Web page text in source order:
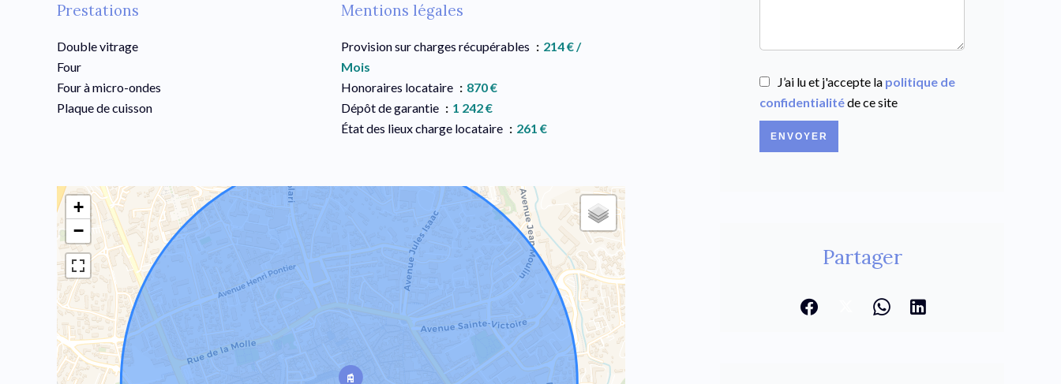
Prestations
Double vitrage
Four
Four à micro-ondes
Plaque de cuisson
Mentions légales
Provision sur charges récupérables
214 € /
Mois
Honoraires locataire
870 €
Dépôt de garantie
1 242 €
État des lieux charge locataire
261 €
+
−
J’ai lu et j'accepte la politique de
confidentialitéde ce site
ENVOYER
Partager